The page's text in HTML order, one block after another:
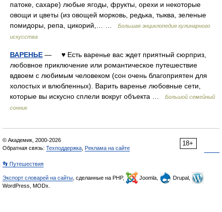
патоке, сахаре) любые ягоды, фрукты, орехи и некоторые
овощи и цветы (из овощей морковь, редька, тыква, зеленые
помидоры, репа, цикорий,… …
Большая энциклопедия кулинарного
искусства
ВАРЕНЬЕ — ♥ Есть варенье вас ждет приятный сюрприз,
любовное приключение или романтическое путешествие
вдвоем с любимым человеком (сон очень благоприятен для
холостых и влюбленных). Варить варенье любовные сети,
которые вы искусно сплели вокруг объекта …
Большой семейный
сонник
18+
© Академик, 2000-2026
Обратная связь: Техподдержка Реклама на сайте
👣 Путешествия
Экспорт словарей на сайты , сделанные на PHP, Joomla,
Drupal,
WordPress, MODx.